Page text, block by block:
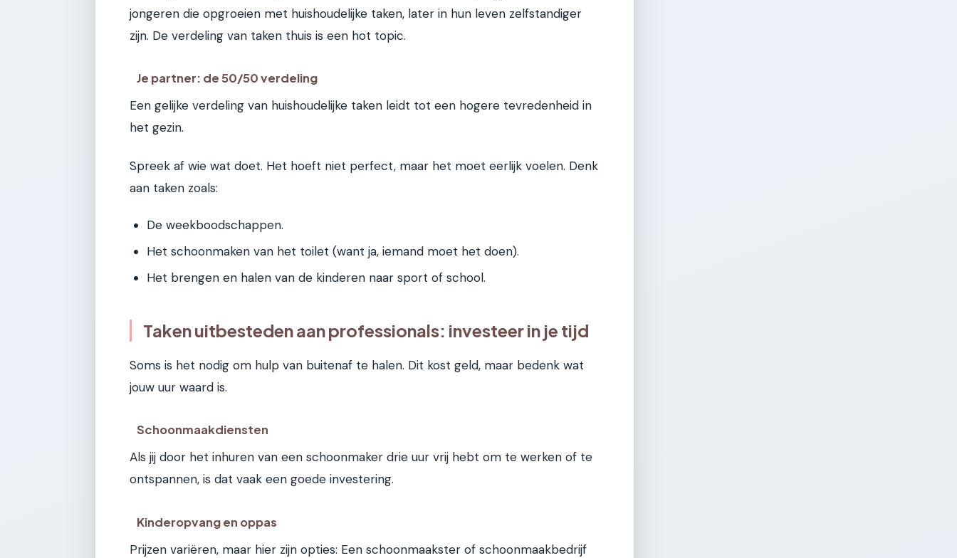
jongeren die opgroeien met huishoudelijke taken, later in hun leven zelfstandiger
zijn. De verdeling van taken thuis is een hot topic.
Je partner: de 50/50 verdeling
Een gelijke verdeling van huishoudelijke taken leidt tot een hogere tevredenheid in
het gezin.
Spreek af wie wat doet. Het hoeft niet perfect, maar het moet eerlijk voelen. Denk
aan taken zoals:
De weekboodschappen.
Het schoonmaken van het toilet (want ja, iemand moet het doen).
Het brengen en halen van de kinderen naar sport of school.
Taken uitbesteden aan professionals: investeer in je tijd
Soms is het nodig om hulp van buitenaf te halen. Dit kost geld, maar bedenk wat
jouw uur waard is.
Schoonmaakdiensten
Als jij door het inhuren van een schoonmaker drie uur vrij hebt om te werken of te
ontspannen, is dat vaak een goede investering.
Kinderopvang en oppas
Prijzen variëren, maar hier zijn opties: Een schoonmaakster of schoonmaakbedrijf